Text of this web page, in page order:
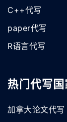
C++代写
paper代写
R语言代写
热门代写国
加拿大论文代写